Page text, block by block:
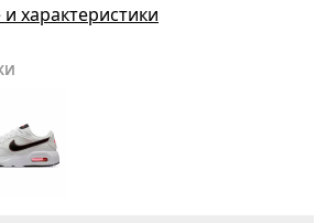
характеристики